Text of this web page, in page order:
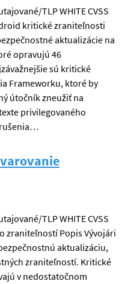
TLP WHITE CVSS
kritické zraniteľnosti
aktualizácie na
opravujú 46
sú kritické
Frameworku, ktoré by
útočník zneužiť na
privilegovaného
varovanie
TLP WHITE CVSS
zraniteľností Popis Vývojári
aktualizáciu,
zraniteľností. Kritické
v nedostatočnom